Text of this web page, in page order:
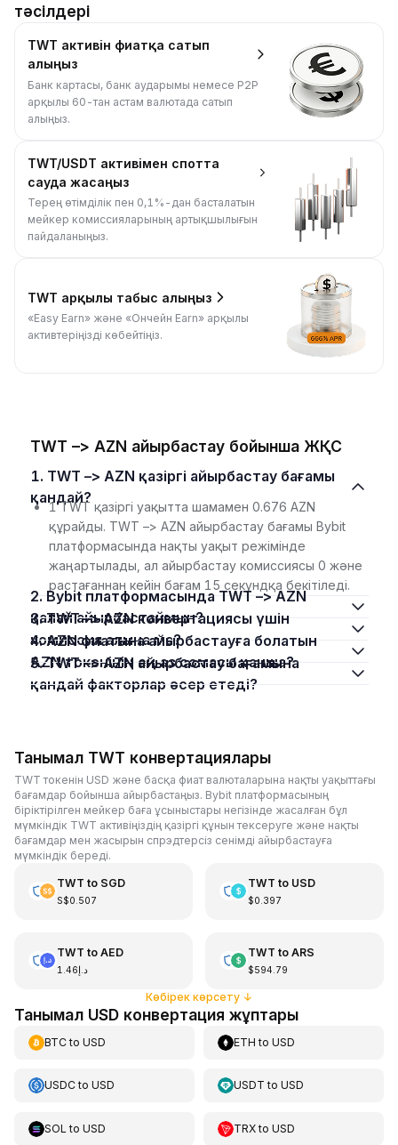
тәсілдері
TWT активін фиатқа сатып
алыңыз
Банк картасы, банк аударымы немесе P2P
арқылы 60-тан астам валютада сатып
алыңыз.
TWT/USDT активімен спотта
сауда жасаңыз
Терең өтімділік пен 0,1%-дан басталатын
мейкер комиссияларының артықшылығын
пайдаланыңыз.
TWT арқылы табыс алыңыз
«Easy Earn» және «Ончейн Earn» арқылы
активтеріңізді көбейтіңіз.
TWT –> AZN айырбастау бойынша ЖҚС
1. TWT –> AZN қазіргі айырбастау бағамы
қандай?
1 TWT қазіргі уақытта шамамен 0.676 AZN
құрайды. TWT –> AZN айырбастау бағамы Bybit
платформасында нақты уақыт режімінде
жаңартылады, ал айырбастау комиссиясы 0 және
растағаннан кейін бағам 15 секундқа бекітіледі.
2. Bybit платформасында TWT –> AZN
қалай айырбастаймын?
3. TWT –> AZN конвертациясы үшін
комиссия алына ма?
4. AZN фиатына айырбастауға болатын
AZN токенінің ең аз сомасы қанша?
5. TWT –> AZN айырбастау бағамына
қандай факторлар әсер етеді?
Танымал TWT конвертациялары
TWT токенін USD және басқа фиат валюталарына нақты уақыттағы
бағамдар бойынша айырбастаңыз. Bybit платформасының
біріктірілген мейкер баға ұсыныстары негізінде жасалған бұл
мүмкіндік TWT активіңіздің қазіргі құнын тексеруге және нақты
бағамдар мен жасырын спрэдтерсіз сенімді айырбастауға
мүмкіндік береді.
TWT to SGD
S$0.507
TWT to USD
$0.397
TWT to AED
د.إ1.46
TWT to ARS
$594.79
Көбірек көрсету↓
Танымал USD конвертация жұптары
BTCto USD ETH toUSD
USDCto USD USDT toUSD
SOL to USD TRXtoUSD